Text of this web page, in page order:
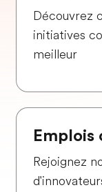
Découvrez
initiatives
meilleur
Emplois
Rejoignez